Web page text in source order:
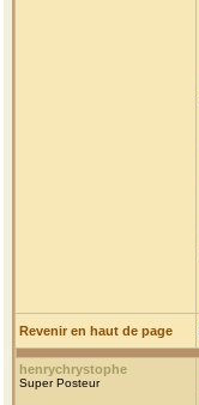
Revenir en haut de page
henrychrystophe
Super Posteur